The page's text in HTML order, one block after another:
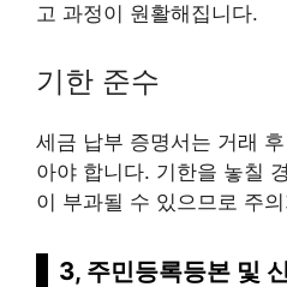
고 과정이 원활해집니다.
기한 준수
세금 납부 증명서는 거래
아야 합니다. 기한을 놓칠
이 부과될 수 있으므로 주
3, 주민등록등본 및